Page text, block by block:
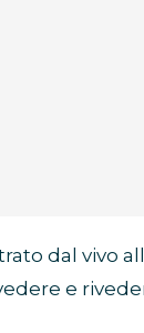
dal vivo
e